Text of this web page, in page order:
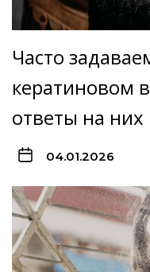
Часто
кератиновом
ответы на них
04.01.2026